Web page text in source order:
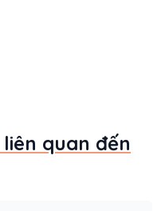
quan đến